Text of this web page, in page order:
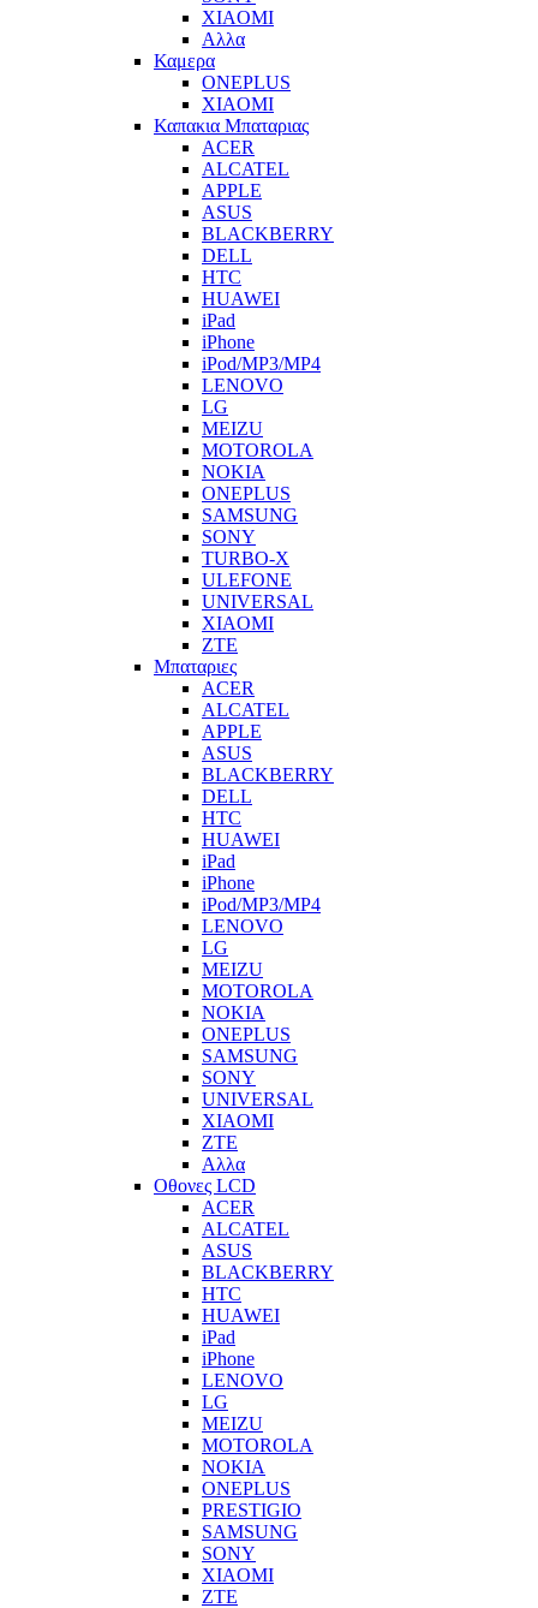
XIAOMI
Αλλα
Καμερα
ONEPLUS
XIAOMI
Καπακια Μπαταριας
ACER
ALCATEL
APPLE
ASUS
BLACKBERRY
DELL
HTC
HUAWEI
iPad
iPhone
iPod/MP3/MP4
LENOVO
LG
MEIZU
MOTOROLA
NOKIA
ONEPLUS
SAMSUNG
SONY
TURBO-X
ULEFONE
UNIVERSAL
XIAOMI
ZTE
Μπαταριες
ACER
ALCATEL
APPLE
ASUS
BLACKBERRY
DELL
HTC
HUAWEI
iPad
iPhone
iPod/MP3/MP4
LENOVO
LG
MEIZU
MOTOROLA
NOKIA
ONEPLUS
SAMSUNG
SONY
UNIVERSAL
XIAOMI
ZTE
Αλλα
Οθονες LCD
ACER
ALCATEL
ASUS
BLACKBERRY
HTC
HUAWEI
iPad
iPhone
LENOVO
LG
MEIZU
MOTOROLA
NOKIA
ONEPLUS
PRESTIGIO
SAMSUNG
SONY
XIAOMI
ZTE